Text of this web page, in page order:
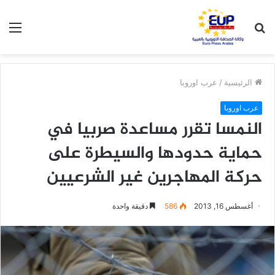
عن
الرئيسية / عرب اوروبا
عرب اوروبا
النمسا تقرر مساعدة صربيا في
حماية حدودها والسيطرة على
حركة المهاجرين غير الشرعيين
أغسطس 16, 2013 586 دقيقة واحدة